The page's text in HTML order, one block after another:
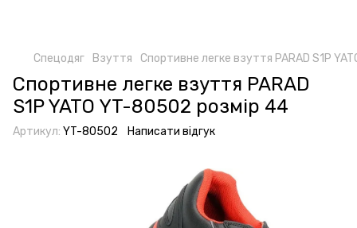
Спецодяг Взуття Спортивне легке взуття PARAD S1P
Спортивне легке взуття PARAD
S1P YATO YT-80502 розмір 44
Артикул: YT-80502 Написати відгук